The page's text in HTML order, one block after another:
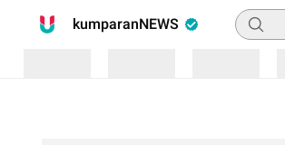
kumparanNEWS